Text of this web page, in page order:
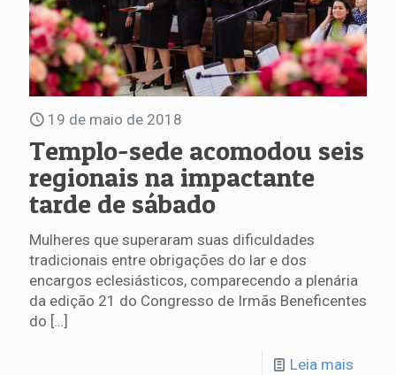
19 de maio de 2018
Templo-sede acomodou seis
regionais na impactante
tarde de sábado
Mulheres que superaram suas dificuldades
tradicionais entre obrigações do lar e dos
encargos eclesiásticos, comparecendo a plenária
da edição 21 do Congresso de Irmãs Beneficentes
do […]
Leia mais